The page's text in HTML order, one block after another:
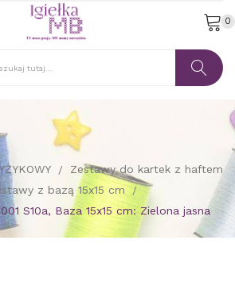
0
Zestawy do kartek z haftem
z bazą 15x15 cm
S10a, Baza 15x15 cm: Zielona jasna